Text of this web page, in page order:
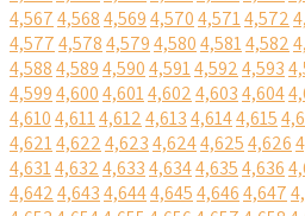
4,5674,5684,5694,5704,5714,572
4,5774,5784,5794,5804,5814,582
4,5884,5894,5904,5914,5924,593
4,5994,6004,6014,6024,6034,604
4,6104,6114,6124,6134,6144,615
4,6214,6224,6234,6244,6254,626
4,6314,6324,6334,6344,6354,636
4,6424,6434,6444,6454,6464,647